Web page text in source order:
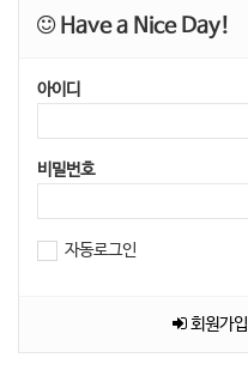
Have a Nice Day!
아이디
비밀번호
자동로그인
회원가입